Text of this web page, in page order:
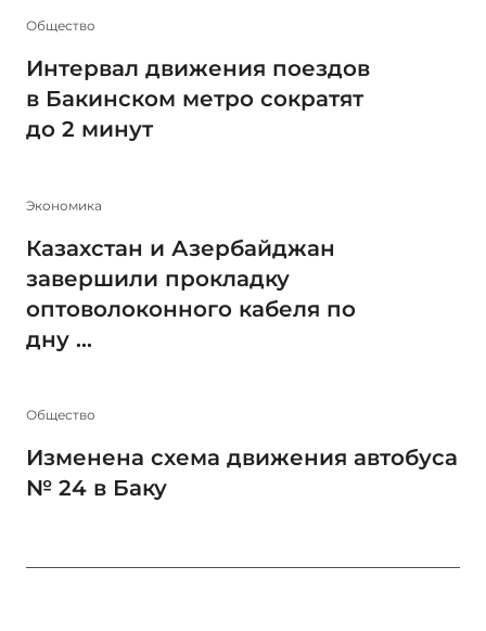
Общество
Интервал движения поездов
в Бакинском метро сократят
до 2 минут
Экономика
Казахстан и Азербайджан
завершили прокладку
оптоволоконного кабеля по
дну ...
Общество
Изменена схема движения автобуса
№ 24 в Баку